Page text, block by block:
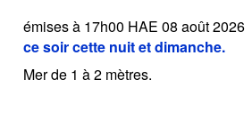
émises à 17h00 HAE 08 août 2026
ce soir cette nuit et dimanche.
Mer de 1 à 2 mètres.